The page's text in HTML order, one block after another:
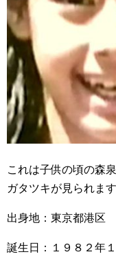
これは子供の頃の森
ガタツキが見られます
出身地：東京都港区
誕生日：１９８２年